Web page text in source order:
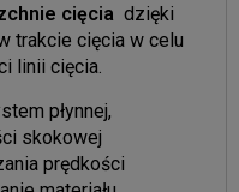
cięcia dzięki
trakcie cięcia w celu
linii cięcia.
płynnej,
skokowej
prędkości